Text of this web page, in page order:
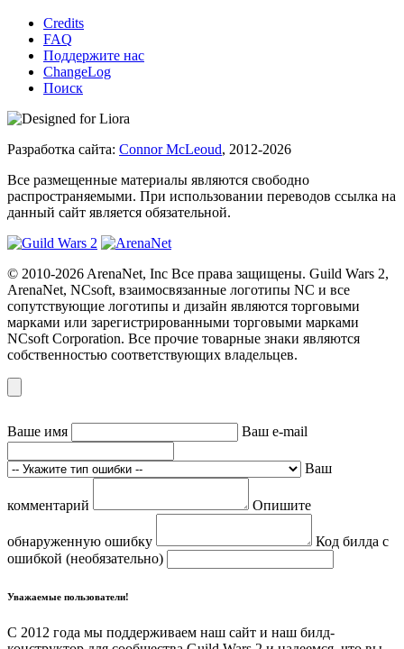
Credits
FAQ
Поддержите нас
ChangeLog
Поиск
Разработка сайта: Connor McLeoud, 2012-2026
Все размещенные материалы являются свободно
распространяемыми. При использовании переводов ссылка на
данный сайт является обязательной.
© 2010-2026 ArenaNet, Inc Все права защищены. Guild Wars 2,
ArenaNet, NCsoft, взаимосвязанные логотипы NC и все
сопутствующие логотипы и дизайн являются торговыми
марками или зарегистрированными торговыми марками
NCsoft Corporation. Все прочие товарные знаки являются
собственностью соответствующих владельцев.
Ваше имя Ваш e-mail
Ваш
комментарий Опишите
обнаруженную ошибку
Код билда с
ошибкой (необязательно)
Уважаемые пользователи!
С 2012 года мы поддерживаем наш сайт и наш билд-